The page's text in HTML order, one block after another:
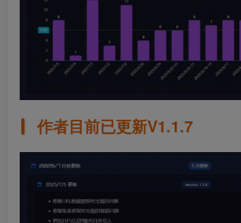
作者目前已更新V1.1.7